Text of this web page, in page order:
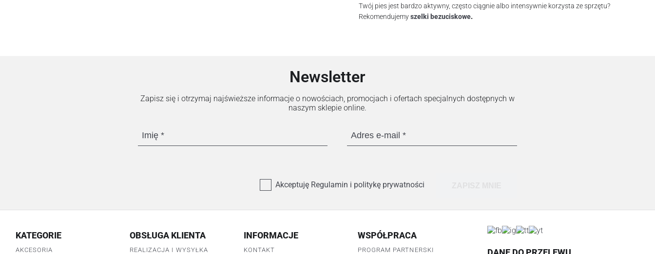
Twój pies jest bardzo aktywny, często ciągnie albo intensywnie korzysta ze sprzętu?
Rekomendujemyszelki bezuciskowe.
Newsletter
Zapisz się i otrzymaj najświeższe informacje o nowościach, promocjach i ofertach specjalnych dostępnych w
naszym sklepie online.
Imię Adres e-mail
Akceptuję Regulamin i politykę prywatności
KATEGORIE
AKCESORIA
OBSŁUGA KLIENTA
REALIZACJA I WYSYŁKA
INFORMACJE
KONTAKT
WSPÓŁPRACA
PROGRAM PARTNERSKI